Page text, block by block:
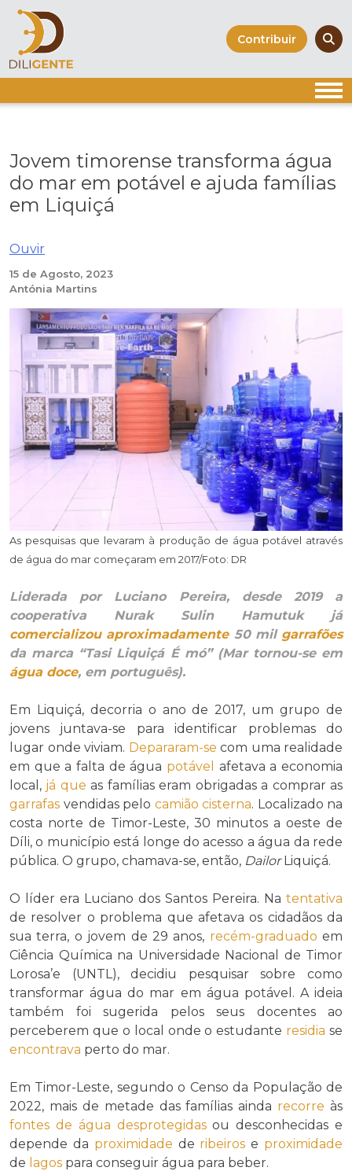
Skip
content
Contribuir
Jovem timorense transforma água
do mar em potável e ajuda famílias
em Liquiçá
Ouvir
15 de Agosto, 2023
Antónia Martins
As pesquisas que levaram à produção de água potável através
de água do mar começaram em 2017/Foto: DR
Liderada por Luciano Pereira, desde 2019 a
cooperativa Nurak Sulin Hamutuk já
comercializou aproximadamente50 mil garrafões
da marca “Tasi Liquiçá É mó” (Mar tornou-se em
água doce, em português).
Em Liquiçá, decorria o ano de 2017, um grupo de
jovens juntava-se para identificar problemas do
lugar onde viviam. Depararam-se com uma realidade
em que a falta de água potável
afetava a economia
local, já que as famílias eram obrigadas a comprar as
garrafas vendidas pelo camião cisterna. Localizado na
costa norte de Timor-Leste, 30 minutos a oeste de
Díli, o município está longe do acesso a água da rede
pública. O grupo, chamava-se, então, DailorLiquiçá.
O líder era Luciano dos Santos Pereira. Na tentativa
de resolver o problema que afetava os cidadãos da
sua terra, o jovem de 29 anos, recém-graduado em
Ciência Química na Universidade Nacional de Timor
Lorosa’e (UNTL), decidiu pesquisar sobre como
transformar água do mar em água potável. A ideia
também foi sugerida pelos seus docentes ao
perceberem que o local onde o estudante residia se
encontrava perto do mar.
Em Timor-Leste, segundo o Censo da População de
2022, mais de metade das famílias ainda recorre às
fontes de água desprotegidasou desconhecidas e
depende da proximidade de ribeiros e proximidade
de lagos para conseguir água para beber.